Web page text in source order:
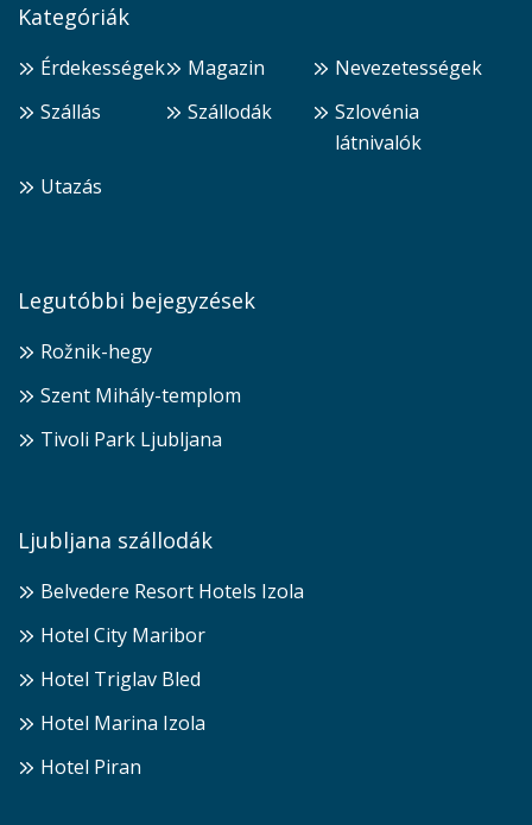
Kategóriák
Érdekességek Magazin
Nevezetességek
Szállás
Szállodák
Szlovénia
látnivalók
Utazás
Legutóbbi bejegyzések
Rožnik-hegy
Szent Mihály-templom
Tivoli Park Ljubljana
Ljubljana szállodák
Belvedere Resort Hotels Izola
Hotel City Maribor
Hotel Triglav Bled
Hotel Marina Izola
Hotel Piran